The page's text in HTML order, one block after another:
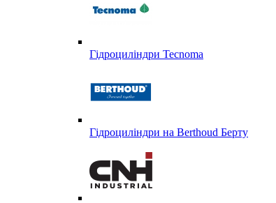
Гідроциліндри Tecnoma
Гідроциліндри на Berthoud Берту